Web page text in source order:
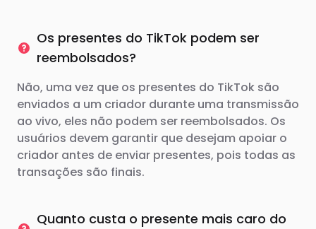
Os presentes do TikTok podem ser
reembolsados?
Não, uma vez que os presentes do TikTok são
enviados a um criador durante uma transmissão
ao vivo, eles não podem ser reembolsados. Os
usuários devem garantir que desejam apoiar o
criador antes de enviar presentes, pois todas as
transações são finais.
Quanto custa o presente mais caro do